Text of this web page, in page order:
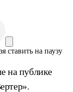
ставить на паузу
на публике